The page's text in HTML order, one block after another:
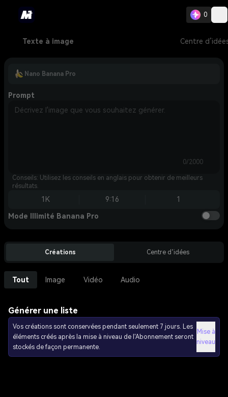
0
Texte à image Centre
Nano Banana Pro
Prompt
0/2000
Conseils: Utilisez les conseils en anglais pour obtenir de meilleurs
résultats.
1K 9:16 1
Mode Illimité Banana Pro
Créations Centre d’idées
Tout Image Vidéo Audio
Générer une liste
Vos créations sont conservées pendant seulement 7 jours. Les
éléments créés après la mise à niveau de l'Abonnement seront
stockés de façon permanente.
Mise à
niveau